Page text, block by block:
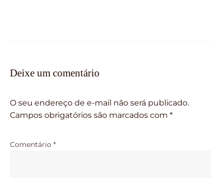
Deixe um comentário
O seu endereço de e-mail não será publicado.
Campos obrigatórios são marcados com *
Comentário *